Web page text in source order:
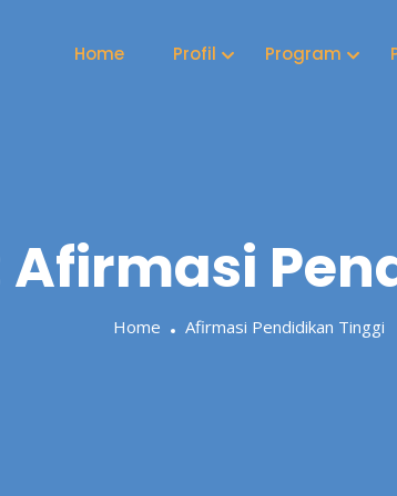
Home Profil Program
Afirmasi
Home Afirmasi Pendidikan Tinggi